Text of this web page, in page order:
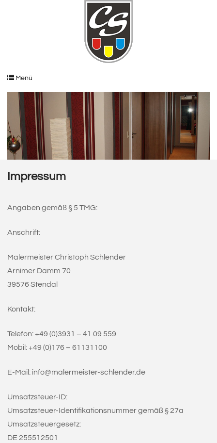
Menü
Impressum
Angaben gemäß § 5 TMG:
Anschrift:
Malermeister Christoph Schlender
Arnimer Damm 70
39576 Stendal
Kontakt:
Telefon: +49 (0)3931 – 41 09 559
Mobil: +49 (0)176 – 61131100
E-Mail: info@malermeister-schlender.de
Umsatzsteuer-ID:
Umsatzsteuer-Identifikationsnummer gemäß § 27a
Umsatzsteuergesetz:
DE 255512501